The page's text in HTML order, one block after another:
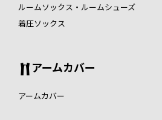
ルームソックス・ルームシューズ
着圧ソックス
アームカバー
アームカバー